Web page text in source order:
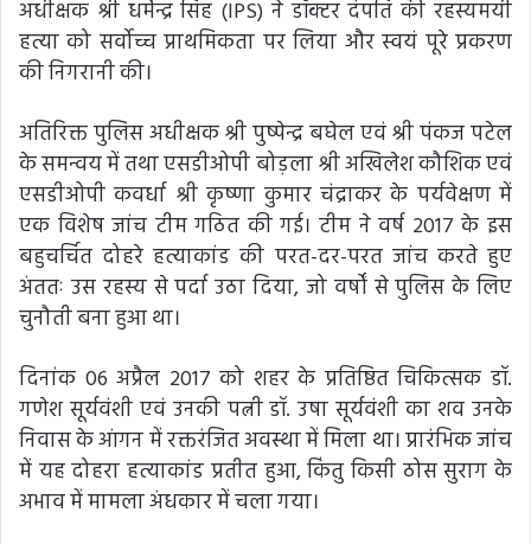
अधीक्षक श्री धर्मेन्द्र सिंह (IPS) ने डॉक्टर दंपति की रहस्यमयी
हत्या को सर्वोच्च प्राथमिकता पर लिया और स्वयं पूरे प्रकरण
की निगरानी की।
अतिरिक्त पुलिस अधीक्षक श्री पुष्पेन्द्र बघेल एवं श्री पंकज पटेल
के समन्वय में तथा एसडीओपी बोड़ला श्री अखिलेश कौशिक एवं
एसडीओपी कवर्धा श्री कृष्णा कुमार चंद्राकर के पर्यवेक्षण में
एक विशेष जांच टीम गठित की गई। टीम ने वर्ष 2017 के इस
बहुचर्चित दोहरे हत्याकांड की परत-दर-परत जांच करते हुए
अंततः उस रहस्य से पर्दा उठा दिया, जो वर्षों से पुलिस के लिए
चुनौती बना हुआ था।
दिनांक 06 अप्रैल 2017 को शहर के प्रतिष्ठित चिकित्सक डॉ.
गणेश सूर्यवंशी एवं उनकी पत्नी डॉ. उषा सूर्यवंशी का शव उनके
निवास के आंगन में रक्तरंजित अवस्था में मिला था। प्रारंभिक जांच
में यह दोहरा हत्याकांड प्रतीत हुआ, किंतु किसी ठोस सुराग के
अभाव में मामला अंधकार में चला गया।